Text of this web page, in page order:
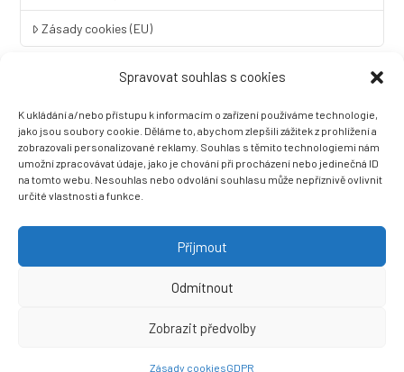
Spravovat souhlas s cookies
K ukládání a/nebo přístupu k informacím o zařízení používáme technologie,
jako jsou soubory cookie. Děláme to, abychom zlepšili zážitek z prohlížení a
zobrazovali personalizované reklamy. Souhlas s těmito technologiemi nám
umožní zpracovávat údaje, jako je chování při procházení nebo jedinečná ID
na tomto webu. Nesouhlas nebo odvolání souhlasu může nepříznivě ovlivnit
určité vlastnosti a funkce.
Přijmout
Odmítnout
Zobrazit předvolby
Zásady cookiesGDPR
Zásady cookies (EU)
LINGUA UNIVERSAL soukromá základní škola a mateřská škola
s.r.o.
Sovova 2
412 01 Litoměřice
+420 416 733 690
datová schránka: 3vnipkd
Než zazvoní, s.r.o.